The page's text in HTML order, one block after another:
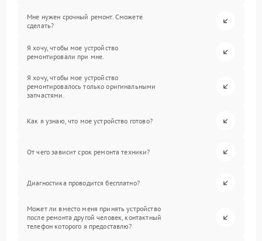
Мне нужен срочный ремонт. Сможете
сделать?
Я хочу, чтобы мое устройство
ремонтировали при мне.
Я хочу, чтобы мое устройство
ремонтировалось только оригинальными
запчастями.
Как я узнаю, что мое устройство готово?
От чего зависит срок ремонта техники?
Диагностика проводится бесплатно?
Может ли вместо меня принять устройство
после ремонта другой человек, контактный
телефон которого я предоставлю?